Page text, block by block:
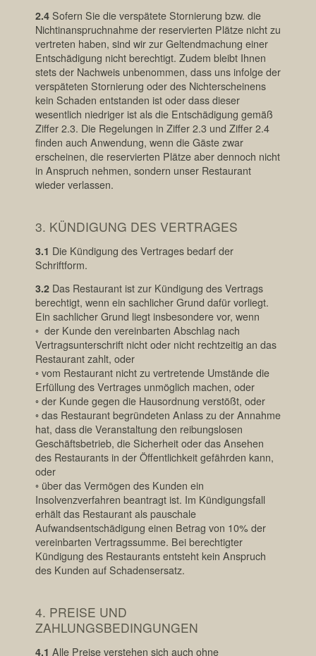
2.4 Sofern Sie die verspätete Stornierung bzw. die
Nichtinanspruchnahme der reservierten Plätze nicht zu
vertreten haben, sind wir zur Geltendmachung einer
Entschädigung nicht berechtigt. Zudem bleibt Ihnen
stets der Nachweis unbenommen, dass uns infolge der
verspäteten Stornierung oder des Nichterscheinens
kein Schaden entstanden ist oder dass dieser
wesentlich niedriger ist als die Entschädigung gemäß
Ziffer 2.3. Die Regelungen in Ziffer 2.3 und Ziffer 2.4
finden auch Anwendung, wenn die Gäste zwar
erscheinen, die reservierten Plätze aber dennoch nicht
in Anspruch nehmen, sondern unser Restaurant
wieder verlassen.
3. KÜNDIGUNG DES VERTRAGES
3.1 Die Kündigung des Vertrages bedarf der
Schriftform.
3.2 Das Restaurant ist zur Kündigung des Vertrags
berechtigt, wenn ein sachlicher Grund dafür vorliegt.
Ein sachlicher Grund liegt insbesondere vor, wenn
◦ der Kunde den vereinbarten Abschlag nach
Vertragsunterschrift nicht oder nicht rechtzeitig an das
Restaurant zahlt, oder
◦ vom Restaurant nicht zu vertretende Umstände die
Erfüllung des Vertrages unmöglich machen, oder
◦ der Kunde gegen die Hausordnung verstößt, oder
◦ das Restaurant begründeten Anlass zu der Annahme
hat, dass die Veranstaltung den reibungslosen
Geschäftsbetrieb, die Sicherheit oder das Ansehen
des Restaurants in der Öffentlichkeit gefährden kann,
oder
◦ über das Vermögen des Kunden ein
Insolvenzverfahren beantragt ist. Im Kündigungsfall
erhält das Restaurant als pauschale
Aufwandsentschädigung einen Betrag von 10% der
vereinbarten Vertragssumme. Bei berechtigter
Kündigung des Restaurants entsteht kein Anspruch
des Kunden auf Schadensersatz.
4. PREISE UND
ZAHLUNGSBEDINGUNGEN
4.1 Alle Preise verstehen sich auch ohne